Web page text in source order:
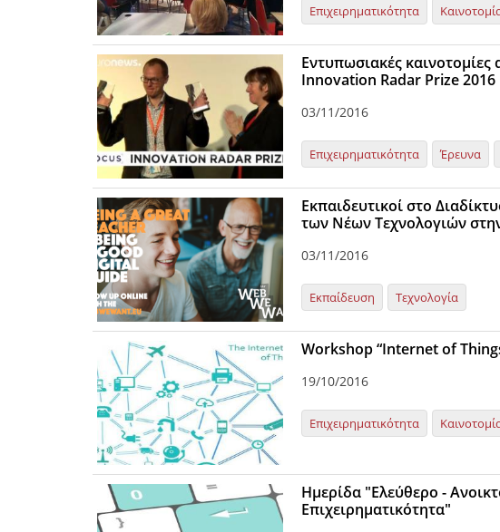
Επιχειρηματικότητα
Εντυπωσιακές
Innovation Radar Prize 2016
03/11/2016
Επιχειρηματικότητα Έρευνα
Εκπαιδευτικοί στο
των Νέων Τεχνολογιών
03/11/2016
Εκπαίδευση Τεχνολογία
Workshop “Internet of
19/10/2016
Επιχειρηματικότητα
Ημερίδα "Ελεύθερο -
Επιχειρηματικότητα"